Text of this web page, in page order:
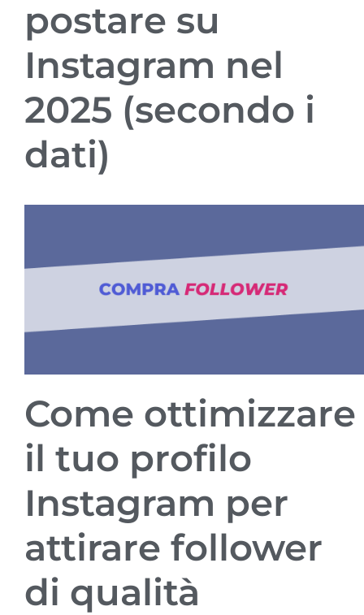
postare su
Instagram nel
2025 (secondo i
dati)
Come ottimizzare
il tuo profilo
Instagram per
attirare follower
di qualità